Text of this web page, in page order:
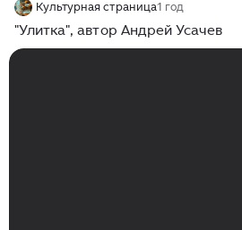
Культурная страница1 год
"Улитка", автор Андрей Усачев